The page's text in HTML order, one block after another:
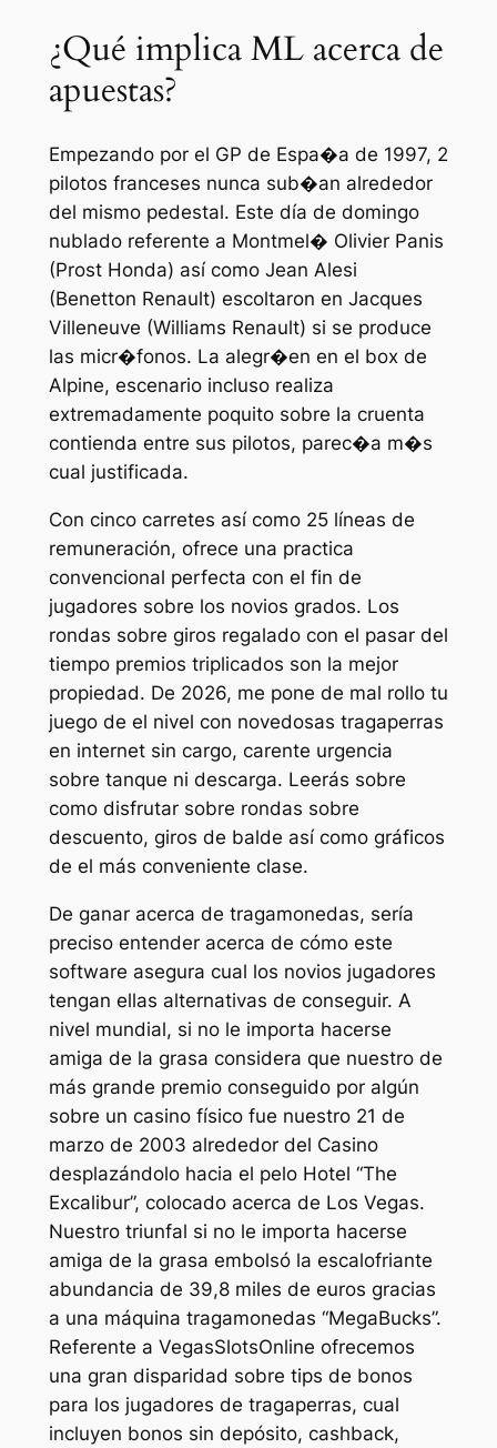
¿Qué implica ML acerca de
apuestas?
Empezando por el GP de Espa�a de 1997, 2
pilotos franceses nunca sub�an alrededor
del mismo pedestal. Este dí­a de domingo
nublado referente a Montmel� Olivier Panis
(Prost Honda) así­ como Jean Alesi
(Benetton Renault) escoltaron en Jacques
Villeneuve (Williams Renault) si se produce
las micr�fonos. La alegr�en en el box de
Alpine, escenario incluso realiza
extremadamente poquito sobre la cruenta
contienda entre sus pilotos, parec�a m�s
cual justificada.
Con cinco carretes así­ como 25 líneas de
remuneración, ofrece una practica
convencional perfecta con el fin de
jugadores sobre los novios grados. Los
rondas sobre giros regalado con el pasar del
tiempo premios triplicados son la mejor
propiedad. De 2026, me pone de mal rollo tu
juego de el nivel con novedosas tragaperras
en internet sin cargo, carente urgencia
sobre tanque ni descarga. Leerás sobre
como disfrutar sobre rondas sobre
descuento, giros de balde así­ como gráficos
de el más conveniente clase.
De ganar acerca de tragamonedas, serí­a
preciso entender acerca de cómo este
software asegura cual los novios jugadores
tengan ellas alternativas de conseguir. A
nivel mundial, si no le importa hacerse
amiga de la grasa considera que nuestro de
más grande premio conseguido por algún
sobre un casino físico fue nuestro 21 de
marzo de 2003 alrededor del Casino
desplazándolo hacia el pelo Hotel “The
Excalibur”, colocado acerca de Los Vegas.
Nuestro triunfal si no le importa hacerse
amiga de la grasa embolsó la escalofriante
abundancia de 39,8 miles de euros gracias
a una máquina tragamonedas “MegaBucks”.
Referente a VegasSlotsOnline ofrecemos
una gran disparidad sobre tips de bonos
para los jugadores de tragaperras, cual
incluyen bonos sin depósito, cashback,